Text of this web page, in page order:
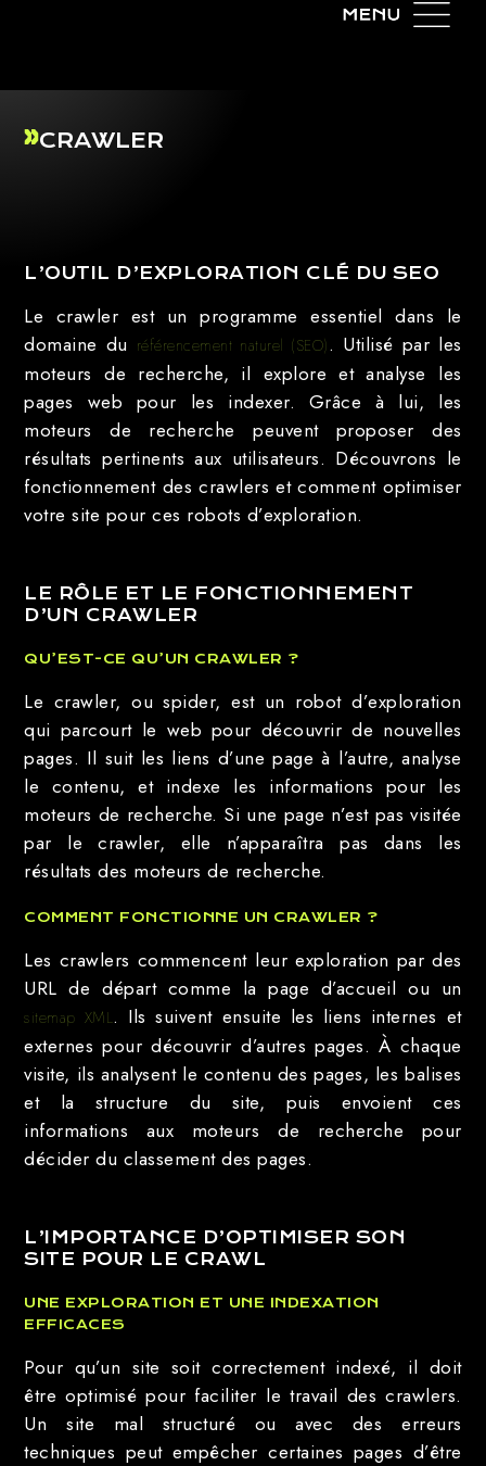
CRAWLER
L’OUTIL D’EXPLORATION CLÉ DU SEO
Le crawler est un programme essentiel dans le
domaine du référencement naturel (SEO). Utilisé par les
moteurs de recherche, il explore et analyse les
pages web pour les indexer. Grâce à lui, les
moteurs de recherche peuvent proposer des
résultats pertinents aux utilisateurs. Découvrons le
fonctionnement des crawlers et comment optimiser
votre site pour ces robots d’exploration.
LE RÔLE ET LE FONCTIONNEMENT
D’UN CRAWLER
QU’EST-CE QU’UN CRAWLER ?
Le crawler, ou spider, est un robot d’exploration
qui parcourt le web pour découvrir de nouvelles
pages. Il suit les liens d’une page à l’autre, analyse
le contenu, et indexe les informations pour les
moteurs de recherche. Si une page n’est pas visitée
par le crawler, elle n’apparaîtra pas dans les
résultats des moteurs de recherche.
COMMENT FONCTIONNE UN CRAWLER ?
Les crawlers commencent leur exploration par des
URL de départ comme la page d’accueil ou un
sitemap XML. Ils suivent ensuite les liens internes et
externes pour découvrir d’autres pages. À chaque
visite, ils analysent le contenu des pages, les balises
et la structure du site, puis envoient ces
informations aux moteurs de recherche pour
décider du classement des pages.
L’IMPORTANCE D’OPTIMISER SON
SITE POUR LE CRAWL
UNE EXPLORATION ET UNE INDEXATION
EFFICACES
Pour qu’un site soit correctement indexé, il doit
être optimisé pour faciliter le travail des crawlers.
Un site mal structuré ou avec des erreurs
techniques peut empêcher certaines pages d’être